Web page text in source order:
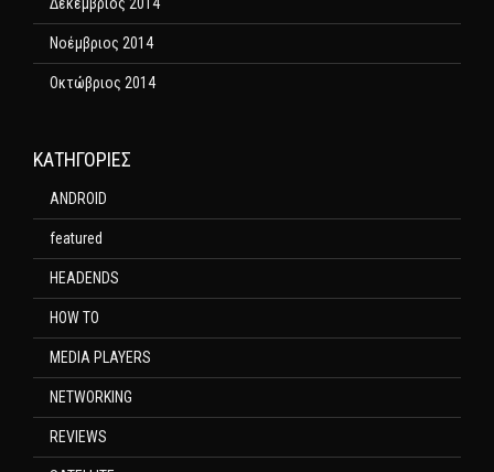
Νοέμβριος 2014
Οκτώβριος 2014
KΑΤΗΓΟΡΊΕΣ
ANDROID
featured
HEADENDS
HOW TO
MEDIA PLAYERS
NETWORKING
REVIEWS